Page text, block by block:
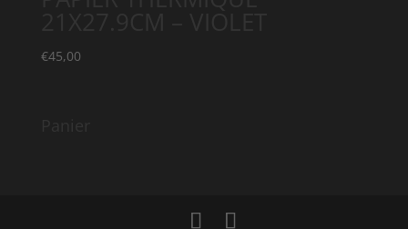
€45,00